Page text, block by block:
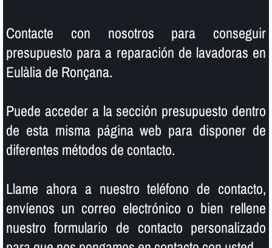
Contacte con nosotros para conseguir
presupuesto para a reparación de lavadoras en
Eulàlia de Ronçana.
Puede acceder a la sección presupuesto dentro
de esta misma página web para disponer de
diferentes métodos de contacto.
Llame ahora a nuestro teléfono de contacto,
enví­enos un correo electrónico o bien rellene
nuestro formulario de contacto personalizado